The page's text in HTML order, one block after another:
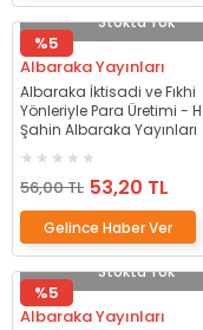
Stokta Yok
%5
Albaraka Yayınları
Albaraka İktisadi ve Fıkhi
Yönleriyle Para Üretimi -
Şahin Albaraka Yayınları
56,00 TL 53,20 TL
Gelince Haber Ver
Stokta Yok
%5
Albaraka Yayınları